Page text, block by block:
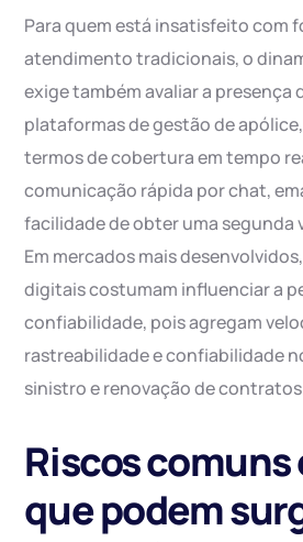
Para quem está insatisfeito com
atendimento tradicionais, o
exige também avaliar a presença
plataformas de gestão de
termos de cobertura em tempo
comunicação rápida por chat,
facilidade de obter uma segunda
Em mercados mais
digitais costumam influenciar a
confiabilidade, pois agregam
rastreabilidade e confiabilidade
sinistro e renovação de
Riscos
que podem